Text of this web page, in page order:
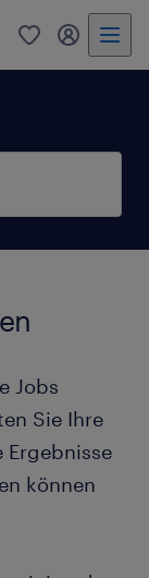
0 Mein
Jobs
Sie Ihre
können